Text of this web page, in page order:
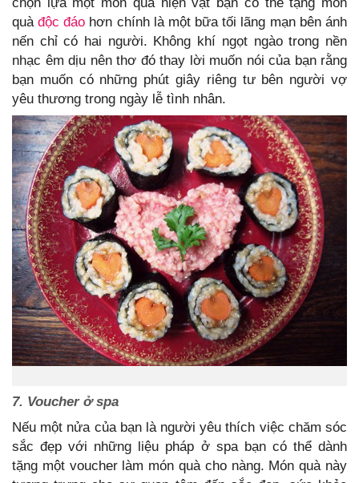
quàđộc đáo hơn chính là một bữa tối lãng mạn bên ánh
nến chỉ có hai người. Không khí ngọt ngào trong nền
nhạc êm dịu nên thơ đó thay lời muốn nói của bạn rằng
bạn muốn có những phút giây riêng tư bên người vợ
yêu thương trong ngày lễ tình nhân.
7. Voucher ở spa
Nếu một nửa của bạn là người yêu thích việc chăm sóc
sắc đẹp với những liệu pháp ở spa bạn có thể dành
tặng một voucher làm món quà cho nàng. Món quà này